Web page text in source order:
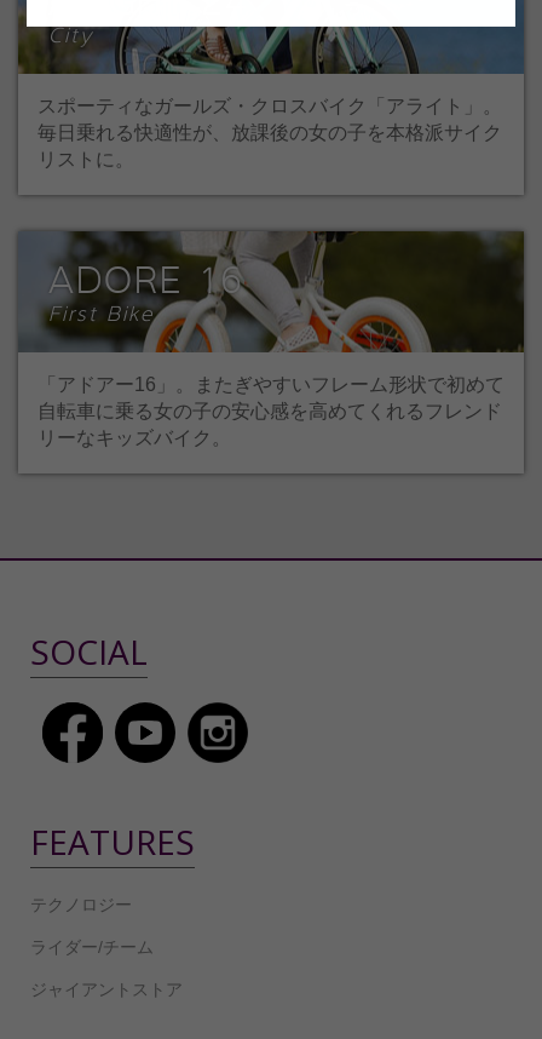
City
スポーティなガールズ・クロスバイク「アライト」。
毎日乗れる快適性が、放課後の女の子を本格派サイク
リストに。
ADORE 16
First Bike
「アドアー16」。またぎやすいフレーム形状で初めて
自転車に乗る女の子の安心感を高めてくれるフレンド
リーなキッズバイク。
SOCIAL
FEATURES
テクノロジー
ライダー/チーム
ジャイアントストア